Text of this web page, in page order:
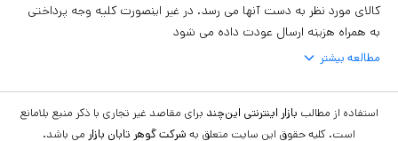
کالای مورد نظر به دست آنها می رسد. در غیر اینصورت کلیه وجه پرداختی
به همراه هزینه ارسال عودت داده می شود
مطالعه بیشتر
استفاده از مطالب بازار اینترنتی این‌چند برای مقاصد غیر تجاری با ذکر منبع بلامانع
است. کلیه حقوق این سایت متعلق به شرکت گوهر تابان بازار می باشد.